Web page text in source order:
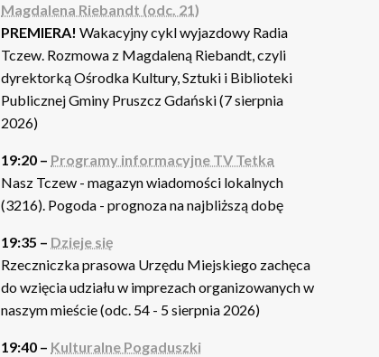
Magdalena Riebandt (odc. 21)
PREMIERA! Wakacyjny cykl wyjazdowy Radia
Tczew. Rozmowa z Magdaleną Riebandt, czyli
dyrektorką Ośrodka Kultury, Sztuki i Biblioteki
Publicznej Gminy Pruszcz Gdański (7 sierpnia
2026)
19:20 – Programy informacyjne TV Tetka
Nasz Tczew - magazyn wiadomości lokalnych
(3216). Pogoda - prognoza na najbliższą dobę
19:35 – Dzieje się
Rzeczniczka prasowa Urzędu Miejskiego zachęca
do wzięcia udziału w imprezach organizowanych w
naszym mieście (odc. 54 - 5 sierpnia 2026)
19:40 – Kulturalne Pogaduszki